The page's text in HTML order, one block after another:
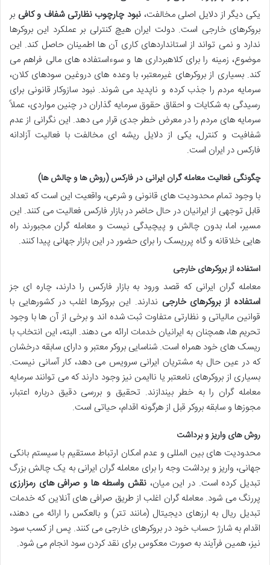
یکی دیگر از دلایل اصلی مخالفت، نبود چارچوب نظارتی شفاف و کافی بر
بروکرهای خارجی است. دولت ایران هیچ کنترلی بر عملکرد این بروکرها
ندارد و نمی تواند از استانداردهای کاری آن ها اطمینان حاصل کند. این
موضوع، زمینه را برای کلاهبرداری ها و سوءاستفاده های مالی فراهم می
کند. بسیاری از بروکرهای غیرمعتبر، با وعده های دروغین سودهای کلان،
سرمایه مردم را جذب کرده و ناپدید می شوند. نبود سازوکار قانونی برای
رسیدگی به شکایات و احقاق حقوق سرمایه گذاران در چنین مواردی، عملاً
سرمایه های مردم را در معرض خطر جدی قرار می دهد. این نگرانی از عدم
شفافیت و کنترل، یکی از دلایل ریشه ای مخالفت با فعالیت آزادانه
فارکس در ایران است.
چگونگی فعالیت معامله گران ایرانی در فارکس (روش ها و چالش ها)
با وجود تمام محدودیت های قانونی و شرعی، واقعیت این است که تعداد
قابل توجهی از ایرانیان در حال حاضر در بازار فارکس فعالیت می کنند. این
مسیر، اما، بدون چالش و پیچیدگی نیست و معامله گران مجبورند راه
هایی خلاقانه و گاه پرریسک را برای حضور در این بازار جهانی پیدا کنند.
استفاده از بروکرهای خارجی
معامله گران ایرانی که قصد ورود به بازار فارکس را دارند، چاره ای جز
استفاده از بروکرهای خارجی ندارند. این بروکرها اغلب در کشورهایی با
قوانین مالیاتی و نظارتی متفاوت ثبت شده اند و برخی از آن ها با وجود
تحریم ها، همچنان به ایرانیان خدمات ارائه می دهند. البته، این انتخاب با
ریسک های خود همراه است. شناسایی بروکر معتبر و دارای سابقه درخشان
که در عین حال به مشتریان ایرانی سرویس می دهد، کار آسانی نیست.
بسیاری از بروکرهای نامعتبر یا ناایمن نیز وجود دارند که می توانند سرمایه
معامله گران را به خطر بیندازند. تحقیق و بررسی دقیق درباره اعتبار،
مجوزها و سابقه بروکر قبل از هرگونه اقدام، حیاتی است.
روش های واریز و برداشت
محدودیت های بین المللی و عدم امکان ارتباط مستقیم با سیستم بانکی
جهانی، واریز و برداشت وجه را برای معامله گران ایرانی به یک چالش بزرگ
تبدیل کرده است. در این میان، نقش واسطه ها و صرافی های رمزارزی
پررنگ می شود. معامله گران اغلب از طریق صرافی های آنلاین که خدمات
تبدیل ریال به ارزهای دیجیتال (مانند تتر) و بالعکس را ارائه می دهند،
اقدام به شارژ حساب خود در بروکرهای خارجی می کنند. پس از کسب سود
نیز، همین فرآیند به صورت معکوس برای نقد کردن سود انجام می شود.